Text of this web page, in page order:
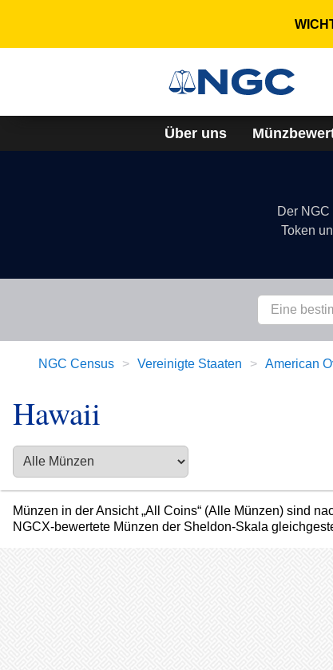
Über uns
Der
Token
NGC Census Vereinigte Staaten American
Hawaii
Münzen in der Ansicht „All Coins“ (Alle Münzen) sind
NGCX-bewertete Münzen der Sheldon-Skala